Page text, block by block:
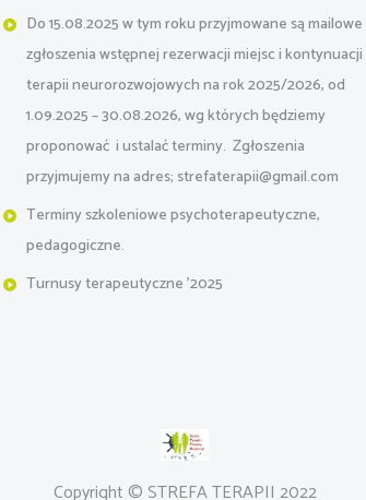
Do 15.08.2025 w tym roku przyjmowane są mailowe
zgłoszenia wstępnej rezerwacji miejsc i kontynuacji
terapii neurorozwojowych na rok 2025/2026, od
1.09.2025 – 30.08.2026, wg których będziemy
proponować i ustalać terminy. Zgłoszenia
przyjmujemy na adres; strefaterapii@gmail.com
Terminy szkoleniowe psychoterapeutyczne,
pedagogiczne.
Turnusy terapeutyczne '2025
Copyright © STREFA TERAPII 2022